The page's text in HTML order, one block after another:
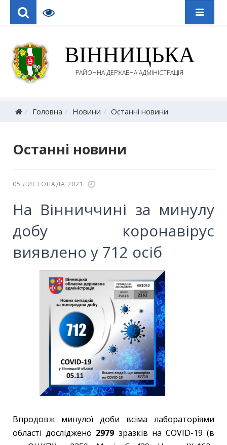
ВІННИЦЬКА
РАЙОННА ДЕРЖАВНА АДМІНІСТРАЦІЯ
Головна Новини Останні новини
Останні новини
05 ЛИСТОПАДА 2021
На Вінниччині за минулу
добу коронавірус
виявлено у 712 осіб
Впродовж минулої доби всіма лабораторіями
області досліджено 2979 зразків на COVID-19 (в